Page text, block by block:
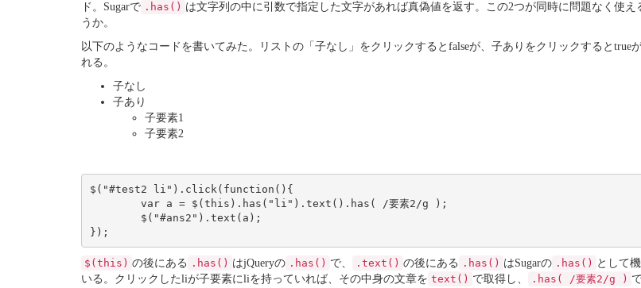
ド。Sugarで .has() は文字列の中に引数で指定した文字があれば真偽値を返す。この2つが同時に問題なく使え
うか。
以下のようなコードを書いてみた。リストの「子なし」をクリックするとfalseが、子ありをクリックするとtrue
れる。
子なし
子あり
子要素1
子要素2
$("#test2 li").click(function(){
$(this) の後にある .has() はjQueryの .has() で、 .text() の後にある .has() はSugarの .has() として
いる。クリックしたliが子要素にliを持っていれば、その中身の文章を text() で取得し、 .has( /要素2/g )